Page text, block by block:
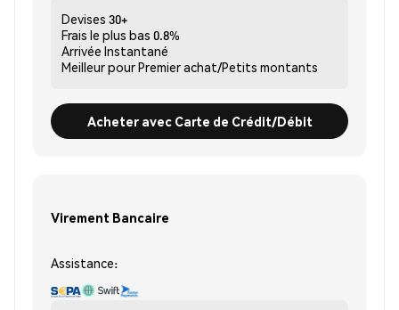
Devises 30+
Frais le plus bas 0.8%
Arrivée Instantané
Meilleur pourPremier achat/Petits montants
Acheter avec Carte de Crédit/Débit
Virement Bancaire
Assistance: